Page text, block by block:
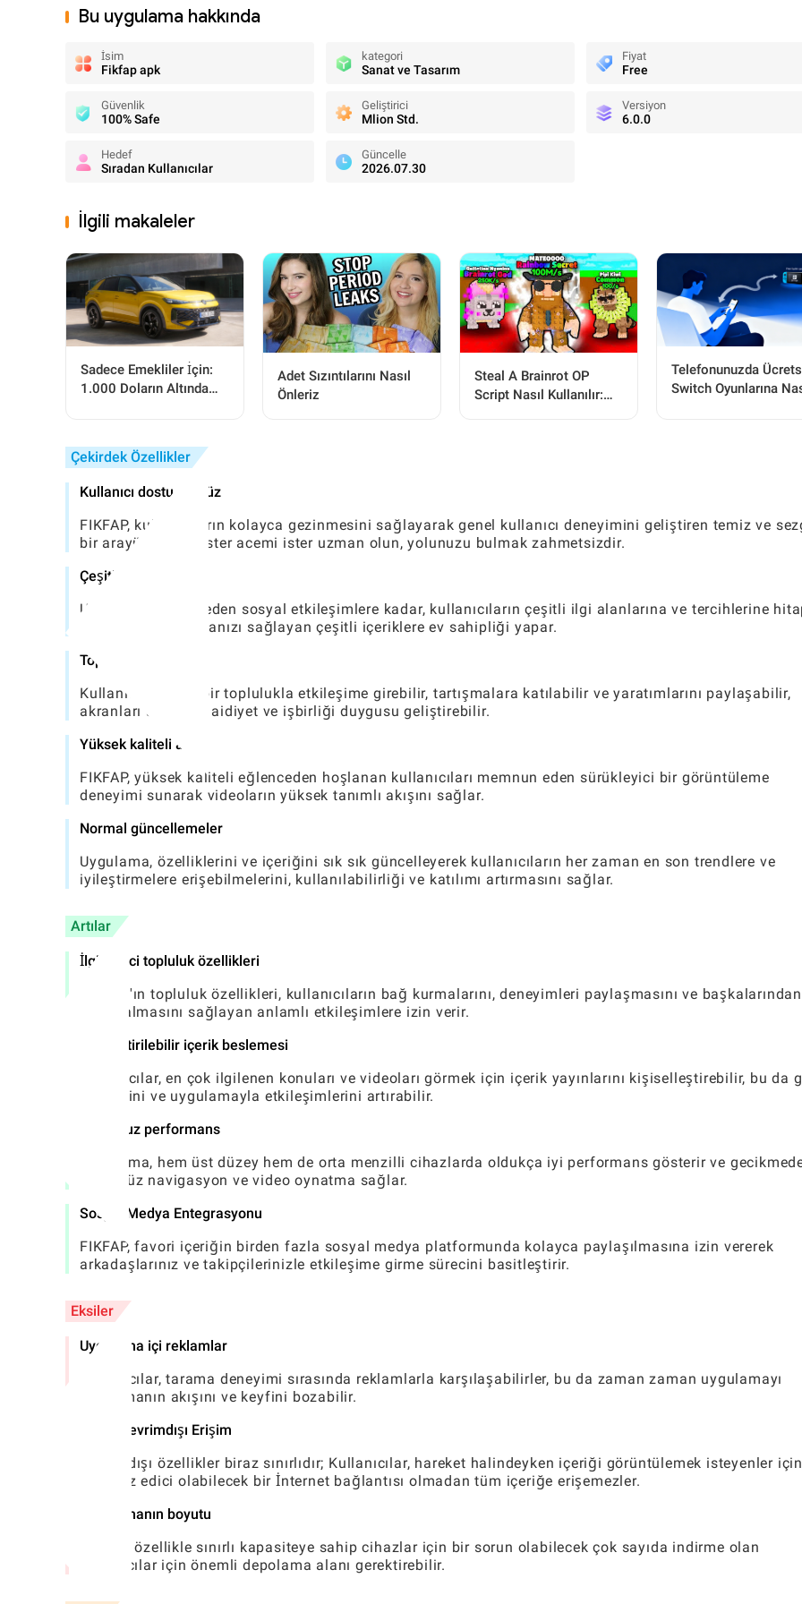
Bu uygulama hakkında
İsim
Fikfap apk
kategori
Sanat ve Tasarım
Fiyat
Free
Güvenlik
100% Safe
Geliştirici
Mlion Std.
Versiyon
6.0.0
Hedef
Sıradan Kullanıcılar
Güncelle
2026.07.30
İlgili makaleler
Sadece Emekliler İçin:
1.000 Doların Altında
Adet Sızıntılarını Nasıl
Önleriz
Steal A Brainrot OP
Script Nasıl Kullanılır:
Telefonunuzda
Switch Oyunlarına
Çekirdek Özellikler
Kullanıcı dostu arayüz
FIKFAP, kullanıcıların kolayca gezinmesini sağlayarak genel kullanıcı deneyimini geliştiren temiz ve
bir arayüz sunar. İster acemi ister uzman olun, yolunuzu bulmak zahmetsizdir.
Çeşitli İçerik
Uygulama, eğlenceden sosyal etkileşimlere kadar, kullanıcıların çeşitli ilgi alanlarına ve tercihlerine
ederek, asla sıkılmanızı sağlayan çeşitli içeriklere ev sahipliği yapar.
Topluluk etkileşimi
Kullanıcılar canlı bir toplulukla etkileşime girebilir, tartışmalara katılabilir ve yaratımlarını paylaşabilir,
akranları arasında aidiyet ve işbirliği duygusu geliştirebilir.
Yüksek kaliteli akış
FIKFAP, yüksek kaliteli eğlenceden hoşlanan kullanıcıları memnun eden sürükleyici bir görüntüleme
deneyimi sunarak videoların yüksek tanımlı akışını sağlar.
Normal güncellemeler
Uygulama, özelliklerini ve içeriğini sık sık güncelleyerek kullanıcıların her zaman en son trendlere ve
iyileştirmelere erişebilmelerini, kullanılabilirliği ve katılımı artırmasını sağlar.
Artılar
İlgi çekici topluluk özellikleri
FIKFAP'ın topluluk özellikleri, kullanıcıların bağ kurmalarını, deneyimleri paylaşmasını ve başkalarından
ilham almasını sağlayan anlamlı etkileşimlere izin verir.
Özelleştirilebilir içerik beslemesi
Kullanıcılar, en çok ilgilenen konuları ve videoları görmek için içerik yayınlarını kişiselleştirebilir, bu da
zevklerini ve uygulamayla etkileşimlerini artırabilir.
Sorunsuz performans
Uygulama, hem üst düzey hem de orta menzilli cihazlarda oldukça iyi performans gösterir ve
pürüzsüz navigasyon ve video oynatma sağlar.
Sosyal Medya Entegrasyonu
FIKFAP, favori içeriğin birden fazla sosyal medya platformunda kolayca paylaşılmasına izin vererek
arkadaşlarınız ve takipçilerinizle etkileşime girme sürecini basitleştirir.
Eksiler
Uygulama içi reklamlar
Kullanıcılar, tarama deneyimi sırasında reklamlarla karşılaşabilirler, bu da zaman zaman uygulamayı
kullanmanın akışını ve keyfini bozabilir.
Sınırlı Çevrimdışı Erişim
Çevrimdışı özellikler biraz sınırlıdır; Kullanıcılar, hareket halindeyken içeriği görüntülemek isteyenler için
rahatsız edici olabilecek bir İnternet bağlantısı olmadan tüm içeriğe erişemezler.
Uygulamanın boyutu
FIKFAP, özellikle sınırlı kapasiteye sahip cihazlar için bir sorun olabilecek çok sayıda indirme olan
kullanıcılar için önemli depolama alanı gerektirebilir.